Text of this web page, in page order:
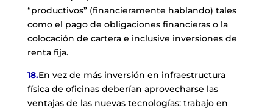
“productivos” (financieramente hablando) tales
como el pago de obligaciones financieras o la
colocación de cartera e inclusive inversiones de
renta fija.
18.En vez de más inversión en infraestructura
física de oficinas deberían aprovecharse las
ventajas de las nuevas tecnologías: trabajo en